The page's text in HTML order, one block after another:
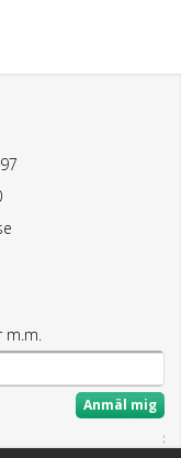
m.m.
Anmäl mig